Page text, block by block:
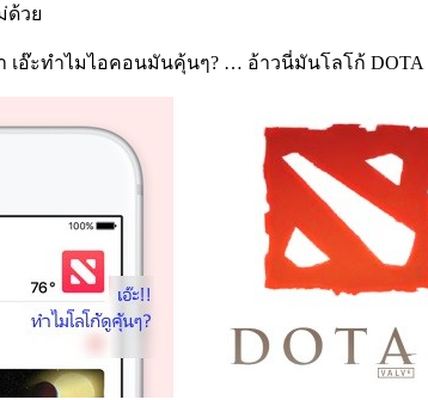
ด้วย
เอ๊ะทำไมไอคอนมันคุ้นๆ? … อ้าวนี่มันโลโก้ DOTA